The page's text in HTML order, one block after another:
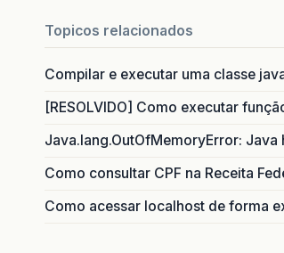
Topicos relacionados
Compilar e executar uma classe
[RESOLVIDO] Como executar
Java.lang.OutOfMemoryError:
Como consultar CPF na Receita
Como acessar localhost de forma